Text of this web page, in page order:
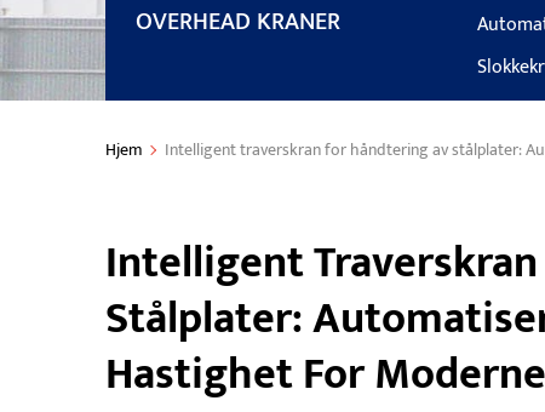
OVERHEAD KRANER
Hjem Intelligent traverskran for håndtering av stålplater:
Intelligent
Stålplater:
Hastighet For